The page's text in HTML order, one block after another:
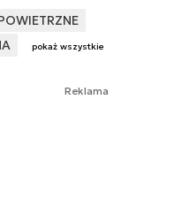
pokaż wszystkie
Reklama